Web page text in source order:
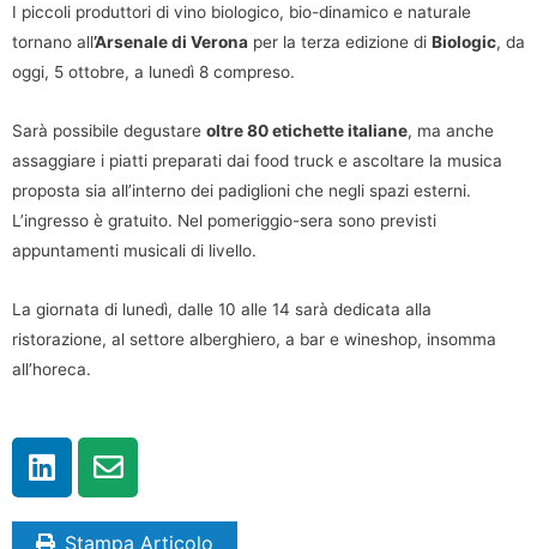
I piccoli produttori di vino biologico, bio-dinamico e naturale
tornano all’Arsenale di Verona per la terza edizione di Biologic, da
oggi, 5 ottobre, a lunedì 8 compreso.
Sarà possibile degustare oltre 80 etichette italiane, ma anche
assaggiare i piatti preparati dai food truck e ascoltare la musica
proposta sia all’interno dei padiglioni che negli spazi esterni.
L’ingresso è gratuito. Nel pomeriggio-sera sono previsti
appuntamenti musicali di livello.
La giornata di lunedì, dalle 10 alle 14 sarà dedicata alla
ristorazione, al settore alberghiero, a bar e wineshop, insomma
all’horeca.
Stampa Articolo